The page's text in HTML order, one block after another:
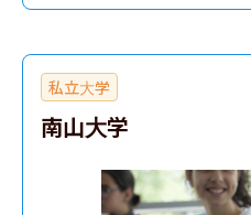
私立大学
南山大学